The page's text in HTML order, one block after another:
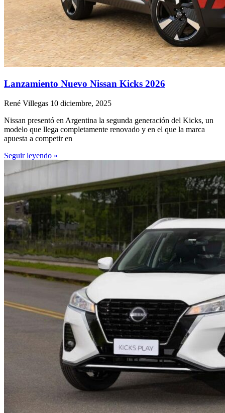
Lanzamiento Nuevo Nissan Kicks 2026
René Villegas 10 diciembre, 2025
Nissan presentó en Argentina la segunda generación del Kicks, un
modelo que llega completamente renovado y en el que la marca
apuesta a competir en
Seguir leyendo »